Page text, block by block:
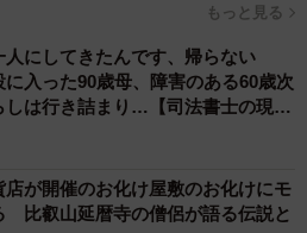
もっと見る
人にしてきたんです、帰らない
入った90歳母、障害のある60歳次
しは行き詰まり…【司法書士の現場
店が開催のお化け屋敷のお化けにモ
比叡山延暦寺の僧侶が語る伝説と